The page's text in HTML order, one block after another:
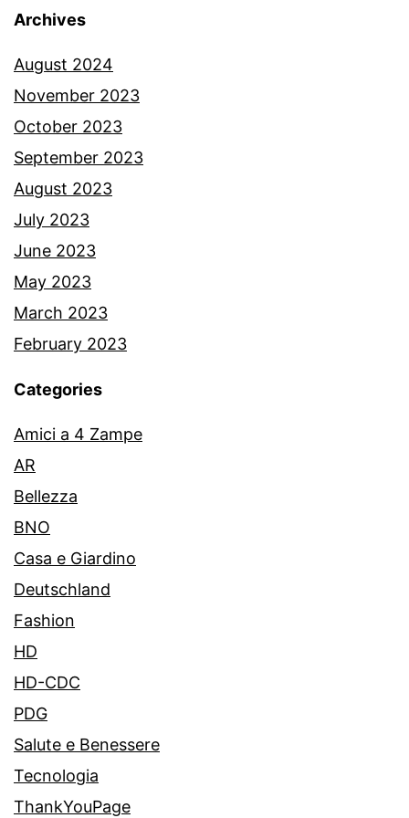
Archives
August 2024
November 2023
October 2023
September 2023
August 2023
July 2023
June 2023
May 2023
March 2023
February 2023
Categories
Amici a 4 Zampe
AR
Bellezza
BNO
Casa e Giardino
Deutschland
Fashion
HD
HD-CDC
PDG
Salute e Benessere
Tecnologia
ThankYouPage